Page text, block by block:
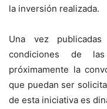
la inversión realizada.
Una vez
condiciones de
próximamente la
que puedan ser
de esta iniciativa es